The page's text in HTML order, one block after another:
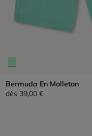
Bermuda En Molleton
dès 39,00 €